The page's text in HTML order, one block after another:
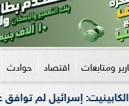
ومتابعات اقتصاد حوادث
لم توافق على خارطة